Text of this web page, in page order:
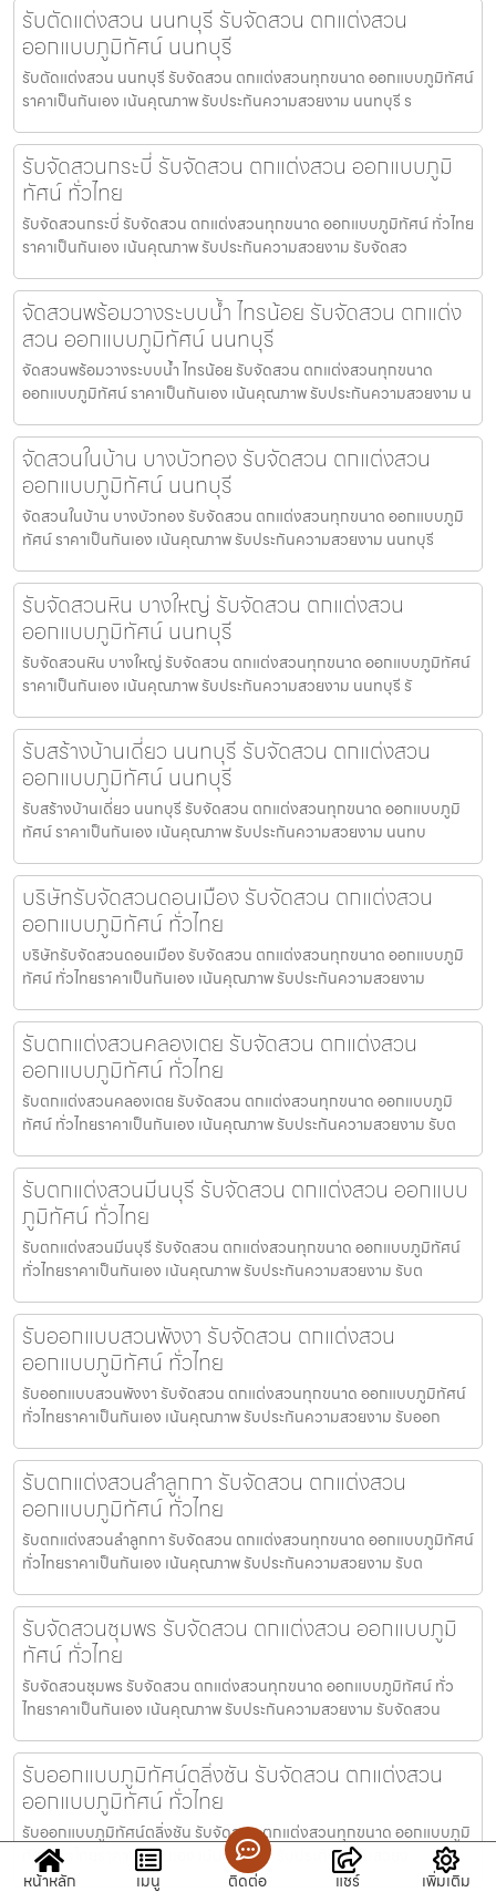
รับตัดแต่งสวน นนทบุรี รับจัดสวน ตกแต่งสวน
ออกแบบภูมิทัศน์ นนทบุรี
รับตัดแต่งสวน นนทบุรี รับจัดสวน ตกแต่งสวนทุกขนาด ออกแบบภูมิทัศน์
ราคาเป็นกันเอง เน้นคุณภาพ รับประกันความสวยงาม นนทบุรี ร
รับจัดสวนกระบี่ รับจัดสวน ตกแต่งสวน ออกแบบภูมิ
ทัศน์ ทั่วไทย
รับจัดสวนกระบี่ รับจัดสวน ตกแต่งสวนทุกขนาด ออกแบบภูมิทัศน์ ทั่วไทย
ราคาเป็นกันเอง เน้นคุณภาพ รับประกันความสวยงาม รับจัดสว
จัดสวนพร้อมวางระบบน้ำ ไทรน้อย รับจัดสวน ตกแต่ง
สวน ออกแบบภูมิทัศน์ นนทบุรี
จัดสวนพร้อมวางระบบน้ำ ไทรน้อย รับจัดสวน ตกแต่งสวนทุกขนาด
ออกแบบภูมิทัศน์ ราคาเป็นกันเอง เน้นคุณภาพ รับประกันความสวยงาม น
จัดสวนในบ้าน บางบัวทอง รับจัดสวน ตกแต่งสวน
ออกแบบภูมิทัศน์ นนทบุรี
จัดสวนในบ้าน บางบัวทอง รับจัดสวน ตกแต่งสวนทุกขนาด ออกแบบภูมิ
ทัศน์ ราคาเป็นกันเอง เน้นคุณภาพ รับประกันความสวยงาม นนทบุรี
รับจัดสวนหิน บางใหญ่ รับจัดสวน ตกแต่งสวน
ออกแบบภูมิทัศน์ นนทบุรี
รับจัดสวนหิน บางใหญ่ รับจัดสวน ตกแต่งสวนทุกขนาด ออกแบบภูมิทัศน์
ราคาเป็นกันเอง เน้นคุณภาพ รับประกันความสวยงาม นนทบุรี รั
รับสร้างบ้านเดี่ยว นนทบุรี รับจัดสวน ตกแต่งสวน
ออกแบบภูมิทัศน์ นนทบุรี
รับสร้างบ้านเดี่ยว นนทบุรี รับจัดสวน ตกแต่งสวนทุกขนาด ออกแบบภูมิ
ทัศน์ ราคาเป็นกันเอง เน้นคุณภาพ รับประกันความสวยงาม นนทบ
บริษัทรับจัดสวนดอนเมือง รับจัดสวน ตกแต่งสวน
ออกแบบภูมิทัศน์ ทั่วไทย
บริษัทรับจัดสวนดอนเมือง รับจัดสวน ตกแต่งสวนทุกขนาด ออกแบบภูมิ
ทัศน์ ทั่วไทยราคาเป็นกันเอง เน้นคุณภาพ รับประกันความสวยงาม
รับตกแต่งสวนคลองเตย รับจัดสวน ตกแต่งสวน
ออกแบบภูมิทัศน์ ทั่วไทย
รับตกแต่งสวนคลองเตย รับจัดสวน ตกแต่งสวนทุกขนาด ออกแบบภูมิ
ทัศน์ ทั่วไทยราคาเป็นกันเอง เน้นคุณภาพ รับประกันความสวยงาม รับต
รับตกแต่งสวนมีนบุรี รับจัดสวน ตกแต่งสวน ออกแบบ
ภูมิทัศน์ ทั่วไทย
รับตกแต่งสวนมีนบุรี รับจัดสวน ตกแต่งสวนทุกขนาด ออกแบบภูมิทัศน์
ทั่วไทยราคาเป็นกันเอง เน้นคุณภาพ รับประกันความสวยงาม รับต
รับออกแบบสวนพังงา รับจัดสวน ตกแต่งสวน
ออกแบบภูมิทัศน์ ทั่วไทย
รับออกแบบสวนพังงา รับจัดสวน ตกแต่งสวนทุกขนาด ออกแบบภูมิทัศน์
ทั่วไทยราคาเป็นกันเอง เน้นคุณภาพ รับประกันความสวยงาม รับออก
รับตกแต่งสวนลำลูกกา รับจัดสวน ตกแต่งสวน
ออกแบบภูมิทัศน์ ทั่วไทย
รับตกแต่งสวนลำลูกกา รับจัดสวน ตกแต่งสวนทุกขนาด ออกแบบภูมิทัศน์
ทั่วไทยราคาเป็นกันเอง เน้นคุณภาพ รับประกันความสวยงาม รับต
รับจัดสวนชุมพร รับจัดสวน ตกแต่งสวน ออกแบบภูมิ
ทัศน์ ทั่วไทย
รับจัดสวนชุมพร รับจัดสวน ตกแต่งสวนทุกขนาด ออกแบบภูมิทัศน์ ทั่ว
ไทยราคาเป็นกันเอง เน้นคุณภาพ รับประกันความสวยงาม รับจัดสวน
รับออกแบบภูมิทัศน์ตลิ่งชัน รับจัดสวน ตกแต่งสวน
ออกแบบภูมิทัศน์ ทั่วไทย
รับออกแบบภูมิทัศน์ตลิ่งชัน รับจัดสวน ตกแต่งสวนทุกขนาด ออกแบบภูมิ
ทัศน์ ทั่วไทยราคาเป็นกันเอง เน้นคุณภาพ รับประกันความสวยง
หน้าหลัก
เมนู ติดต่อ แชร์ เพิ่มเติม